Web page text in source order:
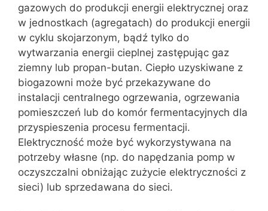
gazowych do produkcji energii elektrycznej oraz
w jednostkach (agregatach) do produkcji energii
w cyklu skojarzonym, bądź tylko do
wytwarzania energii cieplnej zastępując gaz
ziemny lub propan-butan. Ciepło uzyskiwane z
biogazowni może być przekazywane do
instalacji centralnego ogrzewania, ogrzewania
pomieszczeń lub do komór fermentacyjnych dla
przyspieszenia procesu fermentacji.
Elektryczność może być wykorzystywana na
potrzeby własne (np. do napędzania pomp w
oczyszczalni obniżając zużycie elektryczności z
sieci) lub sprzedawana do sieci.